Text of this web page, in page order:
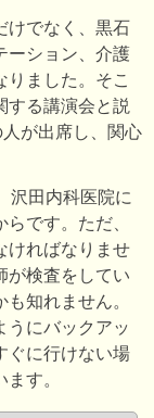
けでなく、黒石
ーション、介護
ました。そこ
する講演会と説
が出席し、関心
沢田内科医院に
です。ただ、
ければなりませ
が検査をしてい
知れません。
うにバックアッ
ぐに行けない場
す。